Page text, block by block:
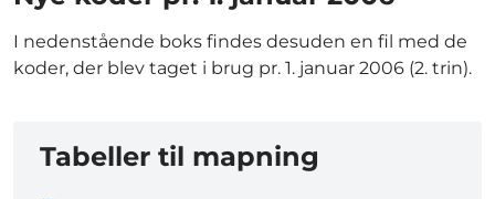
I nedenstående boks findes desuden en fil med de
koder, der blev taget i brug pr. 1. januar 2006 (2. trin).
Tabeller til mapning